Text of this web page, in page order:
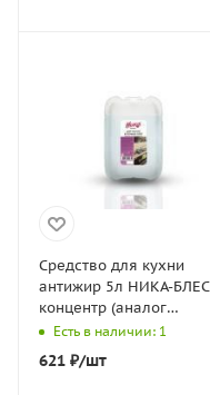
Средство для кухни
антижир 5л НИКА-
концентр (аналог
Шуманита) 1/4
Есть в наличии: 1
621 ₽/шт